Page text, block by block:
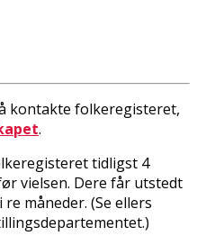
kontakte folkeregisteret,
.
tidligst 4
vielsen. Dere får utstedt
måneder. (Se ellers